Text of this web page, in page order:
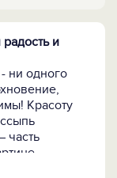
и
ни одного
Красоту
часть
живость.